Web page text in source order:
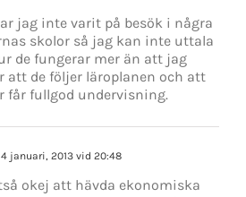
jag inte varit på besök i några
skolor så jag kan inte uttala
de fungerar mer än att jag
att de följer läroplanen och att
får fullgod undervisning.
4 januari, 2013 vid 20:48
okej att hävda ekonomiska